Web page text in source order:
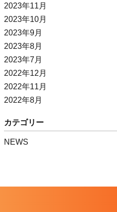
2023年11月
2023年10月
2023年9月
2023年8月
2023年7月
2022年12月
2022年11月
2022年8月
カテゴリー
NEWS